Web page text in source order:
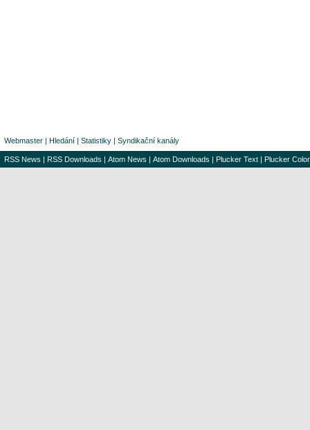
Webmaster | Hledání | Statistiky | Syndikační kanály
RSS News | RSS Downloads | Atom News | Atom Downloads | Plucker Text | Plucker Color